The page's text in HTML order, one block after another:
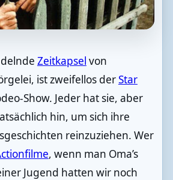
Zeitkapsel von
ist zweifellos derStar
Show. Jeder hat sie, aber
hin, um sich ihre
reinzuziehen. Wer
, wenn man Oma’s
Jugend hatten wir noch